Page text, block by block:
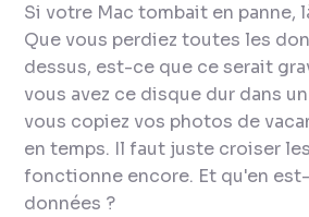
Si votre Mac tombait en panne,
Que vous perdiez toutes les
dessus, est-ce que ce serait
vous avez ce disque dur dans
vous copiez vos photos de
en temps. Il faut juste croiser
fonctionne encore. Et qu'en
données ?